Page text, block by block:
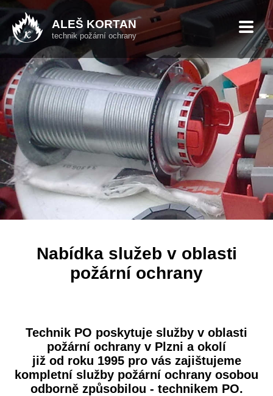
Nabídka služeb v oblasti
požární ochrany
Technik PO poskytuje služby v oblasti
požární ochrany v Plzni a okolí
již od roku 1995 pro vás zajištujeme
kompletní služby požární ochrany osobou
odborně způsobilou - technikem PO.
ALEŠ KORTAN
technik požární ochrany